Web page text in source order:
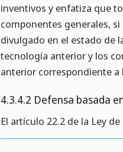
inventivos y enfatiza que
componentes generales,
divulgado en el estado de
tecnología anterior y los
anterior correspondiente
4.3.4.2 Defensa basada
El artículo 22.2 de la Ley